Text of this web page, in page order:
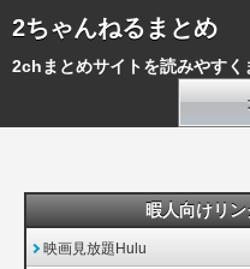
2ちゃんねるまとめ
2chまとめサイトを読みやす
暇人向けリン
映画見放題Hulu